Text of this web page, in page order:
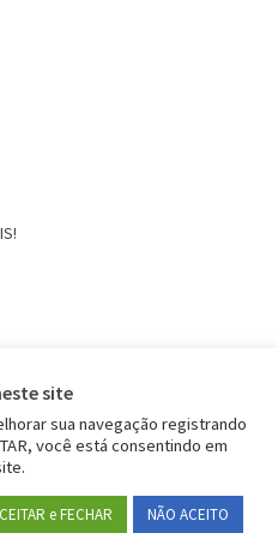
site
sua navegação registrando
você está consentindo em
e FECHAR NÃO ACEITO